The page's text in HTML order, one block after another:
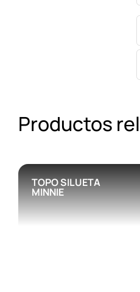
Productos
TOPO SILUETA
MINNIE